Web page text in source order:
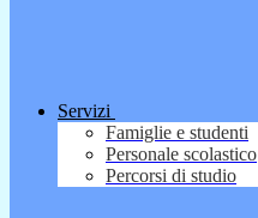
Servizi
Famiglie e studenti
Personale scolastico
Percorsi di studio